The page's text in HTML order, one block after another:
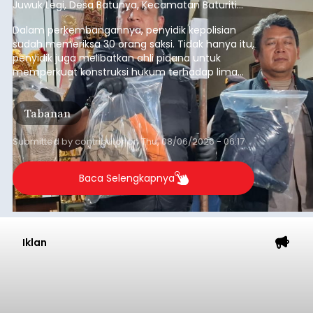
Juwuk Legi, Desa Batunya, Kecamatan Baturiti
yang terjadi beberapa waktu lalu.
Dalam perkembangannya, penyidik kepolisian
sudah memeriksa 30 orang saksi. Tidak hanya itu,
penyidik juga melibatkan ahli pidana untuk
memperkuat konstruksi hukum terhadap lima
orang tersangka yang saat ini ditahan.
Tabanan
Submitted bycontributoronThu, 08/06/2026 - 06:17
Baca Selengkapnya
Iklan